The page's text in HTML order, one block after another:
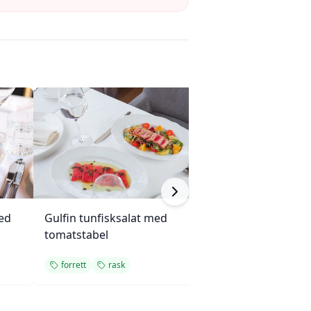
Gulfin tunfisksalat med
tomatstabel
forrett rask